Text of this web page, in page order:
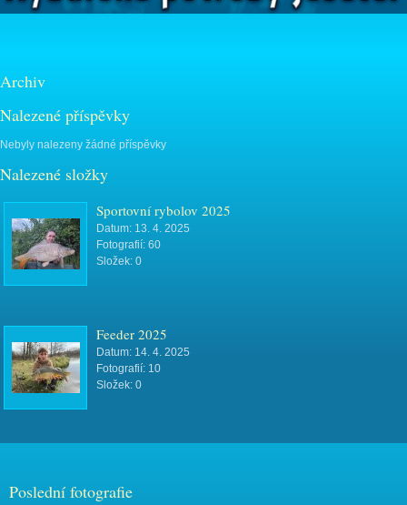
Archiv
Nalezené příspěvky
Nebyly nalezeny žádné příspěvky
Nalezené složky
Sportovní rybolov 2025
Datum: 13. 4. 2025
Fotografií: 60
Složek: 0
Feeder 2025
Datum: 14. 4. 2025
Fotografií: 10
Složek: 0
Poslední fotografie